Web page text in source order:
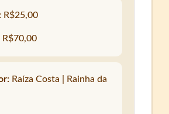
R$25,00
R$70,00
Raíza Costa | Rainha da